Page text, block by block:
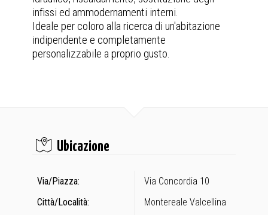
infissi ed ammodernamenti interni.
Ideale per coloro alla ricerca di un'abitazione
indipendente e completamente
personalizzabile a proprio gusto.
Ubicazione
Via/Piazza:
Via Concordia 10
Città/Località:
Montereale Valcellina